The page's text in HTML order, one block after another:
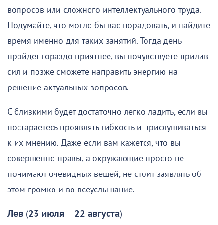
вопросов или сложного интеллектуального труда.
Подумайте, что могло бы вас порадовать, и найдите
время именно для таких занятий. Тогда день
пройдет гораздо приятнее, вы почувствуете прилив
сил и позже сможете направить энергию на
решение актуальных вопросов.
С близкими будет достаточно легко ладить, если вы
постараетесь проявлять гибкость и прислушиваться
к их мнению. Даже если вам кажется, что вы
совершенно правы, а окружающие просто не
понимают очевидных вещей, не стоит заявлять об
этом громко и во всеуслышание.
Лев (23 июля – 22 августа)